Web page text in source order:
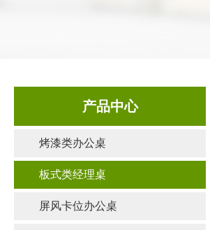
产品中心
烤漆类办公桌
板式类经理桌
屏风卡位办公桌